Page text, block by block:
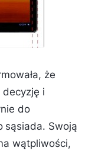
że
decyzję i
do
sąsiada. Swoją
wątpliwości,